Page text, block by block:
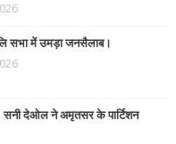
सभा में उमड़ा जनसैलाब।
सनी देओल ने अमृतसर के पार्टिशन